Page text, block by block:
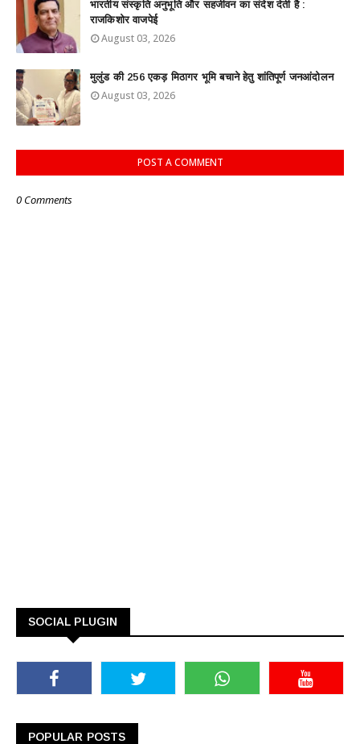
भारतीय संस्कृति अनुभूति और सहजीवन का संदेश देती है :
राजकिशोर वाजपेई
August 03, 2026
मुलुंड की 256 एकड़ मिठागर भूमि बचाने हेतु शांतिपूर्ण जनआंदोलन
August 03, 2026
POST A COMMENT
0 Comments
SOCIAL PLUGIN
POPULAR POSTS